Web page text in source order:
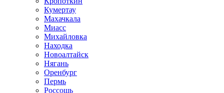
Кумертау
Махачкала
Миасс
Михайловка
Находка
Новоалтайск
Нягань
Оренбург
Пермь
Россошь